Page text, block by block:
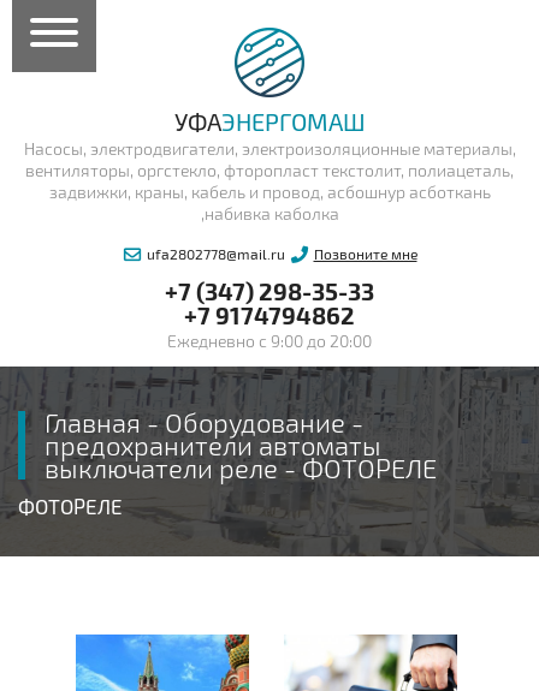
УФАЭНЕРГОМАШ
Насосы, электродвигатели, электроизоляционные материалы,
вентиляторы, оргстекло, фторопласт текстолит, полиацеталь,
задвижки, краны, кабель и провод, асбошнур асботкань
,набивка каболка
ufa2802778@mail.ru Позвоните мне
+7 (347) 298-35-33
+7 9174794862
Ежедневно с 9:00 до 20:00
Главная - Оборудование -
предохранители автоматы
выключатели реле - ФОТОРЕЛЕ
ФОТОРЕЛЕ